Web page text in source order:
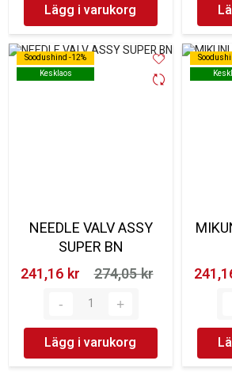
Lägg i varukorg
Soodushind -12%
Kesklaos
Soodushind -12%
Kesklaos
NEEDLE VALV ASSY
SUPER BN
241,16 kr‎
274,05 kr‎
Lägg i varukorg